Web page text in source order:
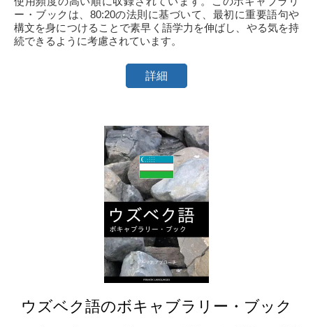
ー・ブックは、80:20の法則に基づいて、最初に重要語句や
構文を身につけることで素早く語学力を伸ばし、やる気を持
続できるように考慮されています。
詳細
ウズベク語のボキャブラリー・ブック